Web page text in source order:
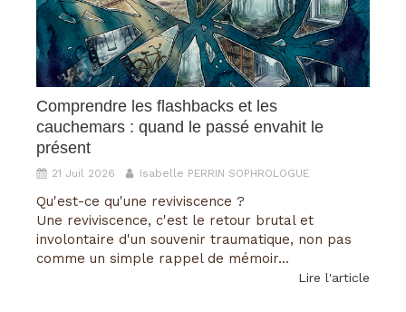
Comprendre les flashbacks et les
cauchemars : quand le passé envahit le
présent
21 Juil 2026 Isabelle PERRIN SOPHROLOGUE
Qu'est-ce qu'une reviviscence ?
Une reviviscence, c'est le retour brutal et
involontaire d'un souvenir traumatique, non pas
comme un simple rappel de mémoir...
Lire l'article